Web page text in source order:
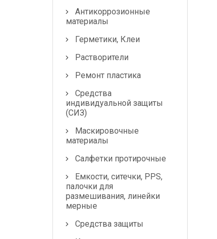
Антикоррозионные
материалы
Герметики, Клеи
Растворители
Ремонт пластика
Средства
индивидуальной защиты
(СИЗ)
Маскировочные
материалы
Салфетки протирочные
Емкости, ситечки, PPS,
палочки для
размешивания, линейки
мерные
Средства защиты